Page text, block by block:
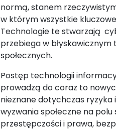
normą, stanem
w którym wszystkie
Technologie te stwarzają
przebiega w
społecznych.
Postęp technologii
prowadzą do coraz to
nieznane dotychczas ryzyka
wyzwania społeczne na
przestępczości i prawa,